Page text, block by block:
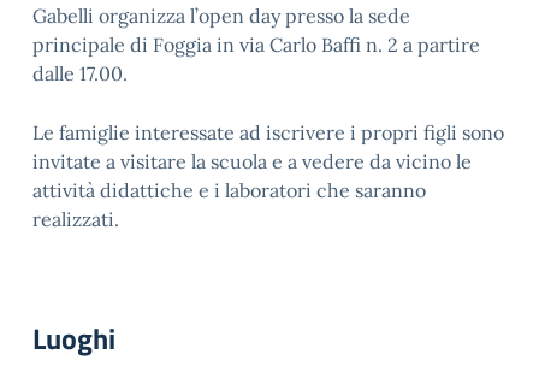
Gabelli organizza l’open day presso la sede
principale di Foggia in via Carlo Baffi n. 2 a partire
dalle 17.00.
Le famiglie interessate ad iscrivere i propri figli sono
invitate a visitare la scuola e a vedere da vicino le
attività didattiche e i laboratori che saranno
realizzati.
Luoghi